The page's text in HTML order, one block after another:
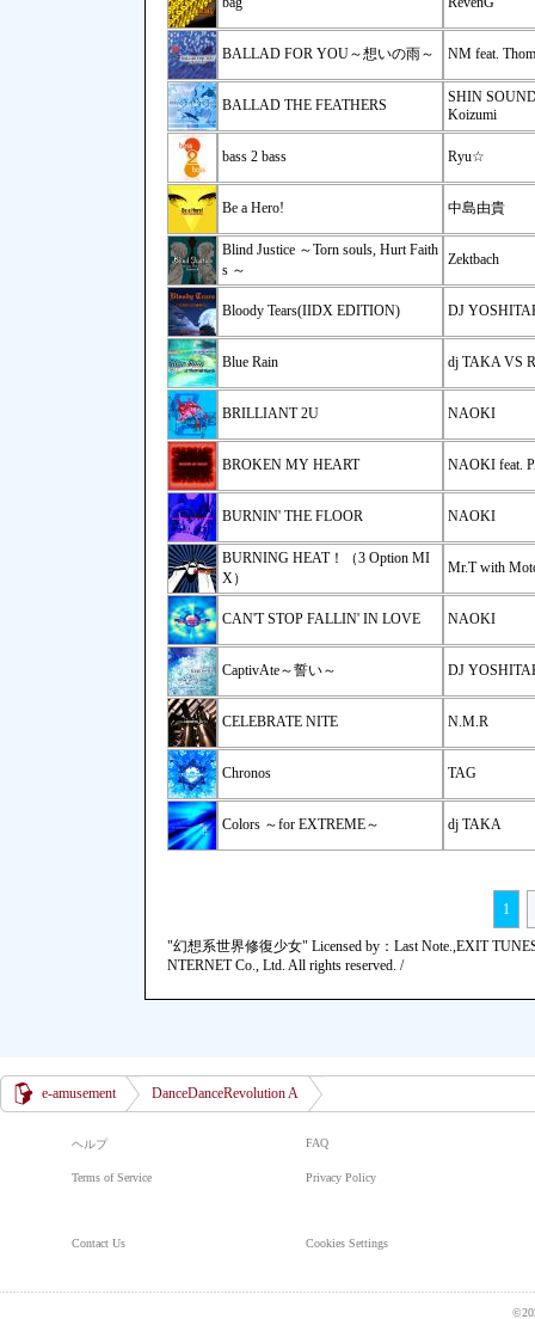
BALLAD FOR YOU～想いの雨～ NM feat.
BALLAD THE FEATHERS
SHIN
Koizumi
bass 2 bass Ryu☆
Be a Hero! 中島由貴
Blind Justice ～Torn souls, Hurt Faith
s ～
Zektbach
Bloody Tears(IIDX EDITION) DJ
Blue Rain dj TAKA VS
BRILLIANT 2U NAOKI
BROKEN MY HEART NAOKI feat.
BURNIN' THE FLOOR NAOKI
BURNING HEAT！（3 Option MI
X）
Mr.T with
CAN'T STOP FALLIN' IN LOVE NAOKI
CaptivAte～誓い～ DJ
CELEBRATE NITE N.M.R
Chronos TAG
Colors ～for EXTREME～ dj TAKA
1
"幻想系世界修復少女" Licensed by：Last Note.,EXIT
NTERNET Co., Ltd. All rights reserved. /
e-amusement DanceDanceRevolution A
ヘルプ FAQ
Terms of Service Privacy Policy
Contact Us Cookies Settings